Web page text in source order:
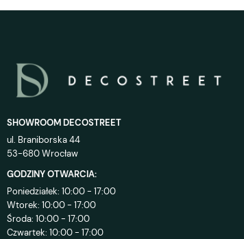
SHOWROOM DECOSTREET
ul. Braniborska 44
53-680 Wrocław
GODZINY OTWARCIA:
Poniedziałek: 10:00 - 17:00
Wtorek: 10:00 - 17:00
Środa: 10:00 - 17:00
Czwartek: 10:00 - 17:00